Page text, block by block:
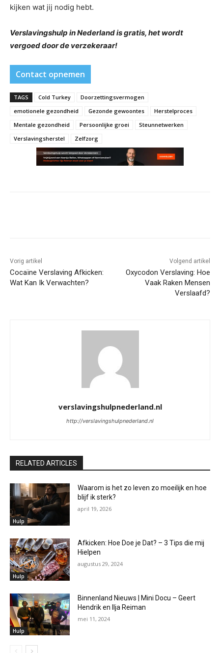
kijken wat jij nodig hebt.
Verslavingshulp in Nederland is gratis, het wordt
vergoed door de verzekeraar!
Contact opnemen
TAGS Cold Turkey
Doorzettingsvermogen
emotionele gezondheid
Gezonde gewoontes
Herstelproces
Mentale gezondheid
Persoonlijke groei
Steunnetwerken
Verslavingsherstel
Zelfzorg
Vorig artikel
Cocaïne Verslaving Afkicken:
Wat Kan Ik Verwachten?
Volgend artikel
Oxycodon Verslaving: Hoe
Vaak Raken Mensen
Verslaafd?
verslavingshulpnederland.nl
http://verslavingshulpnederland.nl
RELATED ARTICLES
Hulp
Waarom is het zo leven zo moeilijk en hoe
blijf ik sterk?
april 19, 2026
Hulp
Afkicken: Hoe Doe je Dat? – 3 Tips die mij
Hielpen
augustus 29, 2024
Hulp
Binnenland Nieuws | Mini Docu – Geert
Hendrik en Ilja Reiman
mei 11, 2024